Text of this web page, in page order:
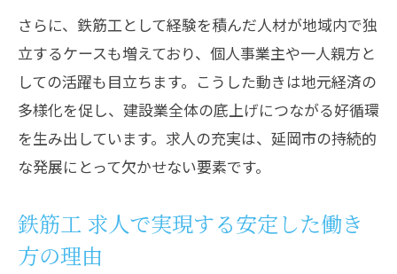
鉄筋工 求人で働き方を選べる時代に
鉄筋工 求人が提案する新しいキャリア像
経験者も未経験者も鉄筋工で夢を叶える道
鉄筋工 求人が未経験者にも門戸を開く理
ジ
鉄筋工 求人がキャリアチェンジに最適な
さらに、鉄筋工として経験を積んだ人材が地域内で独
立するケースも増えており、個人事業主や一人親方と
しての活躍も目立ちます。こうした動きは地元経済の
多様化を促し、建設業全体の底上げにつながる好循環
を生み出しています。求人の充実は、延岡市の持続的
な発展にとって欠かせない要素です。
鉄筋工 求人で実現する安定した働き
方の理由